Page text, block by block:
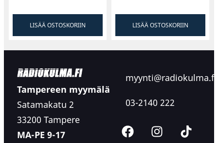
LISÄÄ OSTOSKORIIN LISÄÄ OSTOSKORIIN
Tampereen myymälä
Satamakatu 2
33200 Tampere
MA-PE 9-17
myynti@radiokulma.fi
03-2140 222